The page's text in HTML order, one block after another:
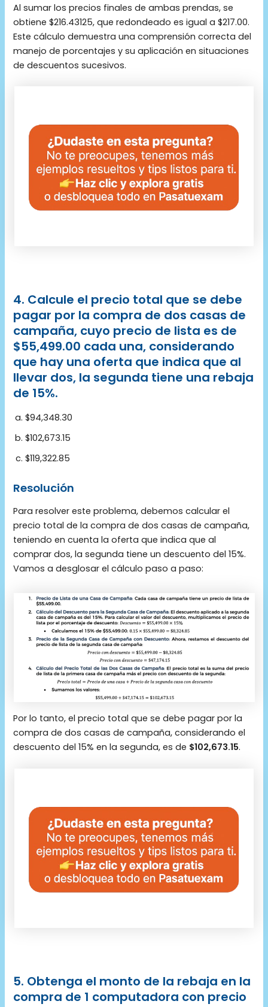
Al sumar los precios finales de ambas prendas, se
obtiene $216.43125, que redondeado es igual a $217.00.
Este cálculo demuestra una comprensión correcta del
manejo de porcentajes y su aplicación en situaciones
de descuentos sucesivos.
4. Calcule el precio total que se debe
pagar por la compra de dos casas de
campaña, cuyo precio de lista es de
$55,499.00 cada una, considerando
que hay una oferta que indica que al
llevar dos, la segunda tiene una rebaja
de 15%.
$94,348.30
$102,673.15
$119,322.85
Resolución
Para resolver este problema, debemos calcular el
precio total de la compra de dos casas de campaña,
teniendo en cuenta la oferta que indica que al
comprar dos, la segunda tiene un descuento del 15%.
Vamos a desglosar el cálculo paso a paso:
Por lo tanto, el precio total que se debe pagar por la
compra de dos casas de campaña, considerando el
descuento del 15% en la segunda, es de $102,673.15.
5. Obtenga el monto de la rebaja en la
compra de 1 computadora con precio